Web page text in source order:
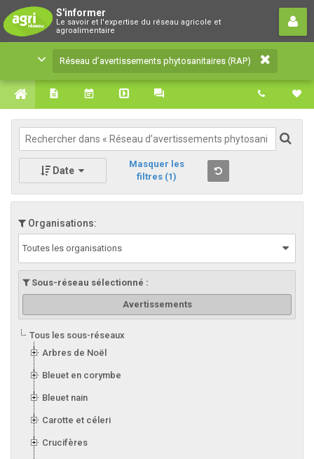
S'informer
Le savoir et l'expertise du réseau agricole et
agroalimentaire
Réseau d’avertissements
phytosanitaires (RAP)
Le savoir et l'expertise du réseau agricole et
agroalimentaire
Réseau d’avertissements phytosanitaires (RAP)
Date
Masquer les
filtres (1)
Organisations:
Toutes les organisations
Sous-réseau sélectionné :
Avertissements
Tous les sous-réseaux
Arbres de Noël
Bleuet en corymbe
Bleuet nain
Carotte et céleri
Crucifères